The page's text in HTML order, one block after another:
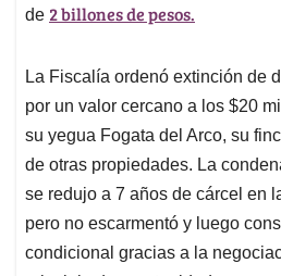
de 2 billones de pesos.
La Fiscalía ordenó extinción de
por un valor cercano a los $20
su yegua Fogata del Arco, su
de otras propiedades. La
se redujo a 7 años de cárcel en
pero no escarmentó y luego
condicional gracias a la